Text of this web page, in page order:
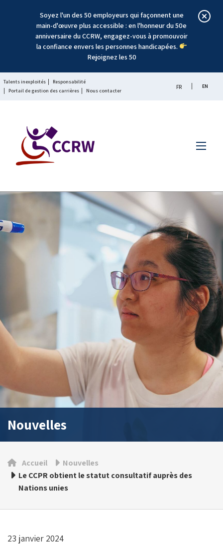
Soyez l'un des 50 employeurs qui façonnent une
main-d'œuvre plus accessible : en l'honneur du 50e
anniversaire du CCRW, engagez-vous à promouvoir
la confiance envers les personnes handicapées.
Rejoignez les 50
Talents inexploités
Responsabilité
Portail de gestion des carrières
Nous contacter
FR EN
Menu
Nouvelles
Accueil
Nouvelles
Le CCPR obtient le statut consultatif auprès des
Nations unies
23 janvier 2024